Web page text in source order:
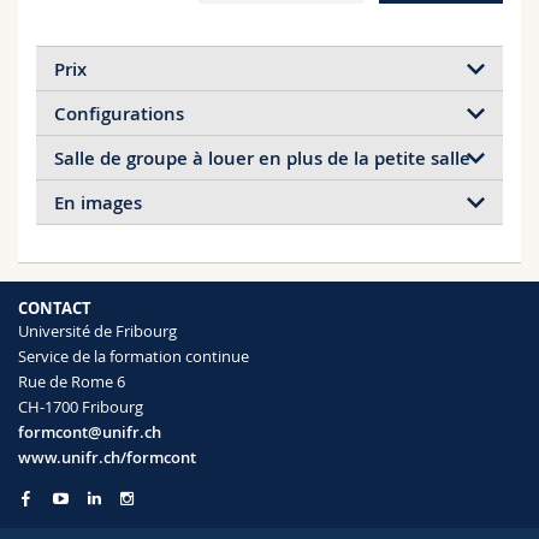
Interfacultaire
Doctorants
Programme des cours
MyUnifr
Prix
Pour les externes de l'UNIFR
Pour les internes de l'UNIFR
Lundi – mercredi
CHF 310.–
CHF 260.–
Jeudi – vendredi
CHF 340.–
CHF 260.–
Samedi
Configurations
Salle de groupe à louer en plus de la petite salle
Taille
~10 m2
Entre 6 et 8 personnes
Equipement standard
Wifi
Flipchart
Tableau blanc magnétique
Equipement spécial
En images
CONTACT
Université de Fribourg
Service de la formation continue
Rue de Rome 6
CH-1700 Fribourg
formcont@unifr.ch
www.unifr.ch/formcont